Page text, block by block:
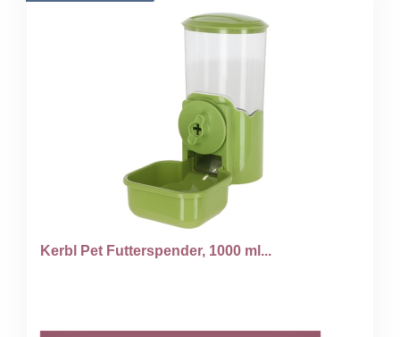
Kerbl Pet Futterspender, 1000 ml...